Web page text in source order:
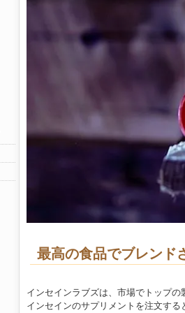
最高の食品でブレンド
インセインラブズは、市場でトップ
インセインのサプリメントを注文す